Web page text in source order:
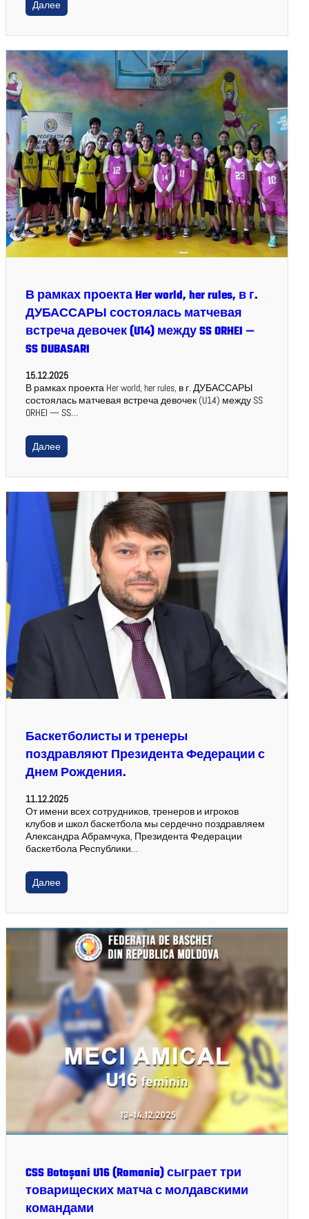
Далее
В рамках проекта Her world, her rules, в г.
ДУБАССАРЫ состоялась матчевая
встреча девочек (U14) между SS ORHEI —
SS DUBASARI
15.12.2025
В рамках проекта Her world, her rules, в г. ДУБАССАРЫ
состоялась матчевая встреча девочек (U14) между SS
ORHEI — SS…
Далее
Баскетболисты и тренеры
поздравляют Президента Федерации с
Днем Рождения.
11.12.2025
От имени всех сотрудников, тренеров и игроков
клубов и школ баскетбола мы сердечно поздравляем
Александра Абрамчука, Президента Федерации
баскетбола Республики…
Далее
CSS Botoșani U16 (Romania) сыграет три
товарищеских матча с молдавскими
командами